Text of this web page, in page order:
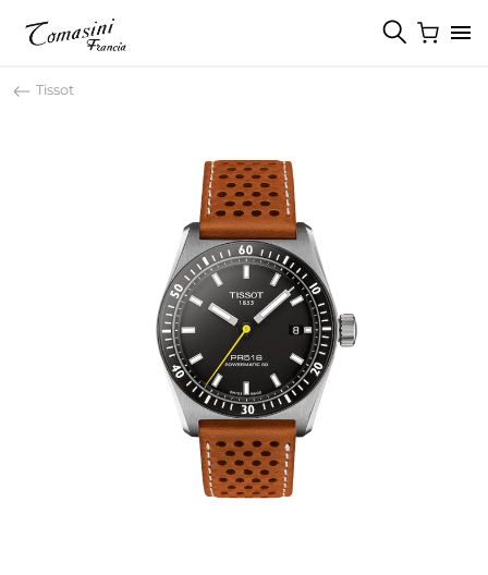
Tissot